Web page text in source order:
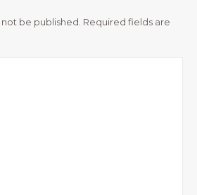
be published. Required fields are